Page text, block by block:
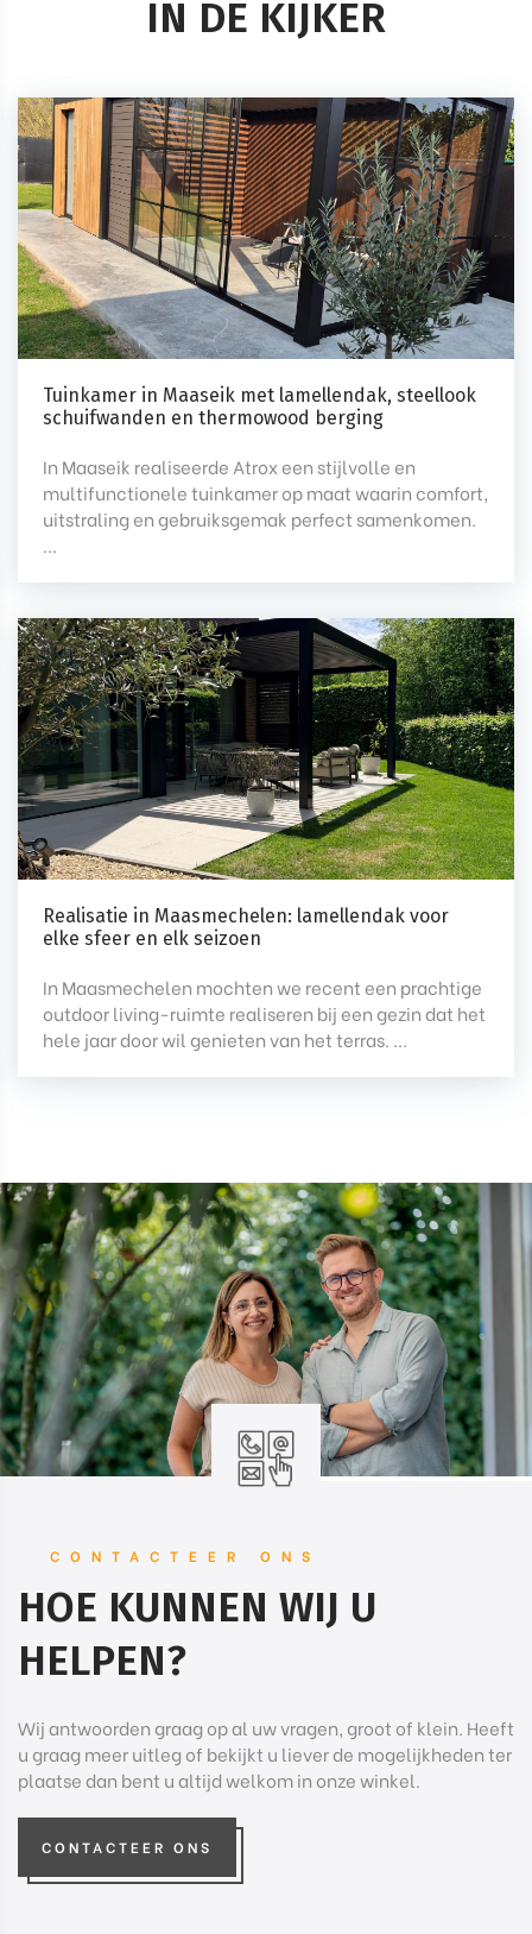
IN DE KIJKER
Tuinkamer in Maaseik met lamellendak, steellook
schuifwanden en thermowood berging
In Maaseik realiseerde Atrox een stijlvolle en
multifunctionele tuinkamer op maat waarin comfort,
uitstraling en gebruiksgemak perfect samenkomen.
...
Realisatie in Maasmechelen: lamellendak voor
elke sfeer en elk seizoen
In Maasmechelen mochten we recent een prachtige
outdoor living-ruimte realiseren bij een gezin dat het
hele jaar door wil genieten van het terras. ...
CONTACTEER ONS
HOE KUNNEN WIJ U
HELPEN?
Wij antwoorden graag op al uw vragen, groot of klein. Heeft
u graag meer uitleg of bekijkt u liever de mogelijkheden ter
plaatse dan bent u altijd welkom in onze winkel.
CONTACTEER ONS